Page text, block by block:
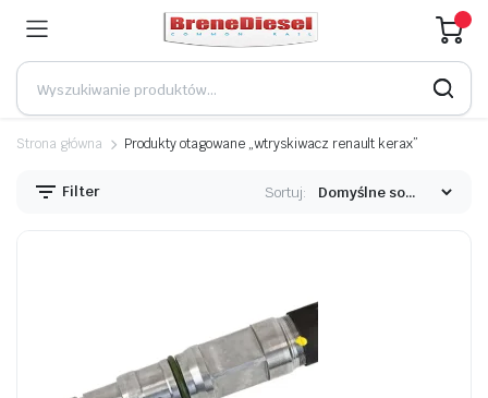
Strona główna Produkty otagowane „wtryskiwacz renault kerax”
Filter Sortuj: